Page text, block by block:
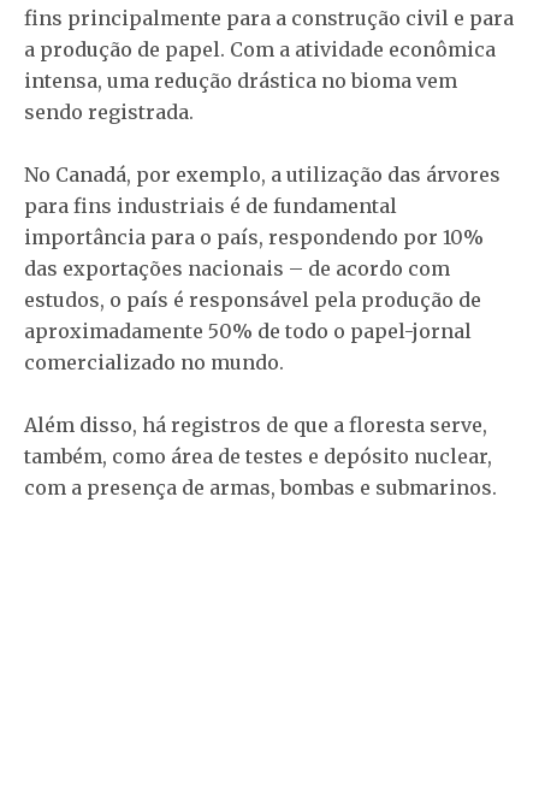
fins principalmente para a construção civil e para
a produção de papel. Com a atividade econômica
intensa, uma redução drástica no bioma vem
sendo registrada.
No Canadá, por exemplo, a utilização das árvores
para fins industriais é de fundamental
importância para o país, respondendo por 10%
das exportações nacionais – de acordo com
estudos, o país é responsável pela produção de
aproximadamente 50% de todo o papel-jornal
comercializado no mundo.
Além disso, há registros de que a floresta serve,
também, como área de testes e depósito nuclear,
com a presença de armas, bombas e submarinos.